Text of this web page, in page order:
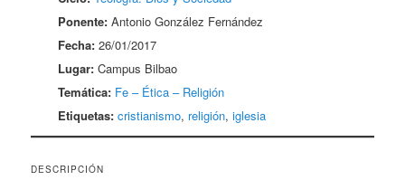
Ponente: Antonio González Fernández
Fecha: 26/01/2017
Lugar: Campus Bilbao
Temática: Fe – Ética – Religión
Etiquetas: cristianismo, religión,iglesia
DESCRIPCIÓN